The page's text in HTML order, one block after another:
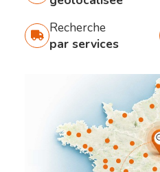
Recherche
par services